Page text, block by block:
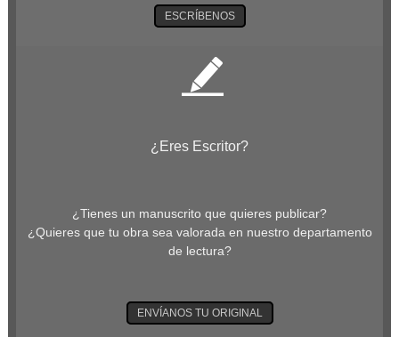
ESCRÍBENOS
¿Eres Escritor?
¿Tienes un manuscrito que quieres publicar?
¿Quieres que tu obra sea valorada en nuestro departamento
de lectura?
ENVÍANOS TU ORIGINAL